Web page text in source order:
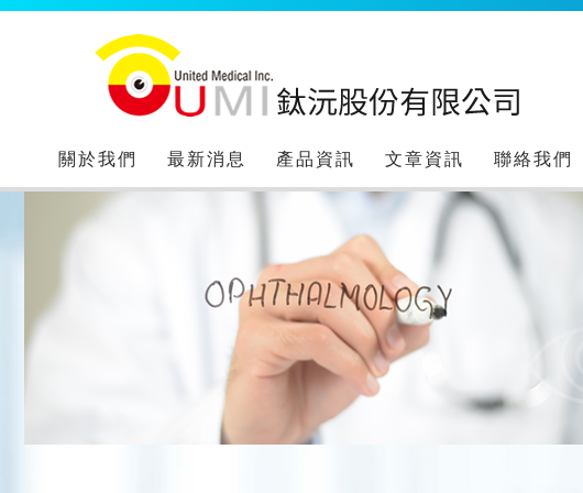
關於我們 最新消息 產品資訊 文章資訊 聯絡我們